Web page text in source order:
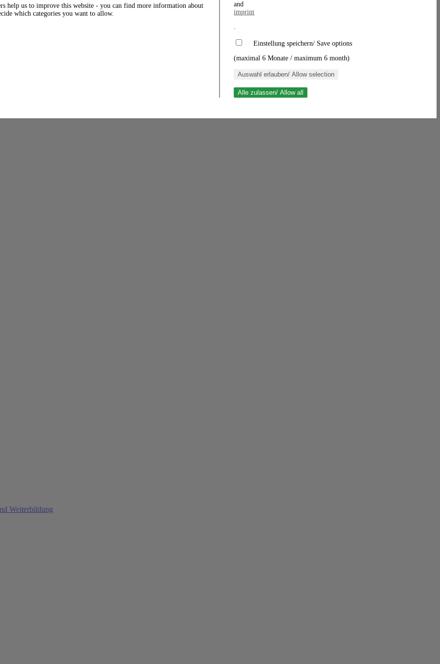
Weiterbildung
help us to improve this website - you can find more information about
which categories you want to allow.
and
imprint
.
Einstellung speichern/ Save options
(maximal 6 Monate / maximum 6 month)
Auswahl erlauben/ Allow selection
Alle zulassen/ Allow all